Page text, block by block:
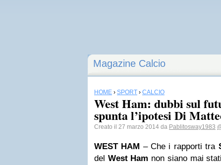
Magazine Calcio
HOME › SPORT › CALCIO
West Ham: dubbi sul
spunta l’ipotesi Di
Creato il 27 marzo 2014 da Pablitosway1983
WEST HAM – Che i rapporti tra
del West Ham non siano mai